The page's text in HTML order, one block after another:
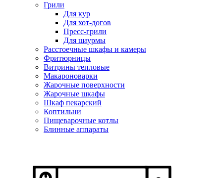
Грили
Для кур
Для хот-догов
Пресс-грили
Для шаурмы
Расстоечные шкафы и камеры
Фритюрницы
Витрины тепловые
Макароноварки
Жарочные поверхности
Жарочные шкафы
Шкаф пекарский
Коптильни
Пищеварочные котлы
Блинные аппараты